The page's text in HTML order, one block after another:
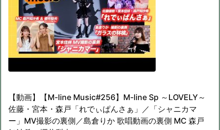
【動画】【M-line Music#256】M-line Sp ～LOVELY～
佐藤・宮本・森戸「れでぃぱんさぁ」／「シャニカマ
ー」MV撮影の裏側／島倉りか 歌唱動画の裏側 MC 森戸